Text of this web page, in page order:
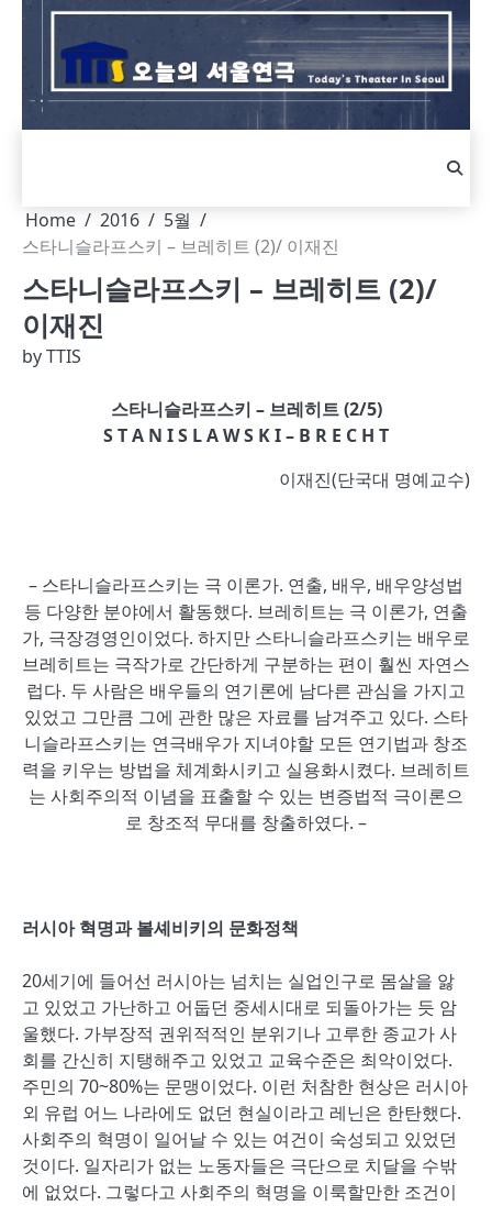
Skip
content
Home 2016
5월
스타니슬라프스키 – 브레히트 (2)/ 이재진
스타니슬라프스키 – 브레히트 (2)/
이재진
byTTIS
스타니슬라프스키 – 브레히트 (2/5)
S T A N I S L A W S K I – B R E C H T
이재진(단국대 명예교수)
– 스타니슬라프스키는 극 이론가. 연출, 배우, 배우양성법
등 다양한 분야에서 활동했다. 브레히트는 극 이론가, 연출
가, 극장경영인이었다. 하지만 스타니슬라프스키는 배우로
브레히트는 극작가로 간단하게 구분하는 편이 훨씬 자연스
럽다. 두 사람은 배우들의 연기론에 남다른 관심을 가지고
있었고 그만큼 그에 관한 많은 자료를 남겨주고 있다. 스타
니슬라프스키는 연극배우가 지녀야할 모든 연기법과 창조
력을 키우는 방법을 체계화시키고 실용화시켰다. 브레히트
는 사회주의적 이념을 표출할 수 있는 변증법적 극이론으
로 창조적 무대를 창출하였다. –
러시아 혁명과 볼셰비키의 문화정책
20세기에 들어선 러시아는 넘치는 실업인구로 몸살을 앓
고 있었고 가난하고 어둡던 중세시대로 되돌아가는 듯 암
울했다. 가부장적 권위적적인 분위기나 고루한 종교가 사
회를 간신히 지탱해주고 있었고 교육수준은 최악이었다.
주민의 70~80%는 문맹이었다. 이런 처참한 현상은 러시아
외 유럽 어느 나라에도 없던 현실이라고 레닌은 한탄했다.
사회주의 혁명이 일어날 수 있는 여건이 숙성되고 있었던
것이다. 일자리가 없는 노동자들은 극단으로 치달을 수밖
에 없었다. 그렇다고 사회주의 혁명을 이룩할만한 조건이